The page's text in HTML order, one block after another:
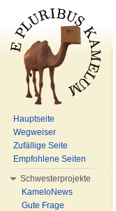
Hauptseite
Wegweiser
Zufällige Seite
Empfohlene Seiten
Schwesterprojekte
KameloNews
Gute Frage